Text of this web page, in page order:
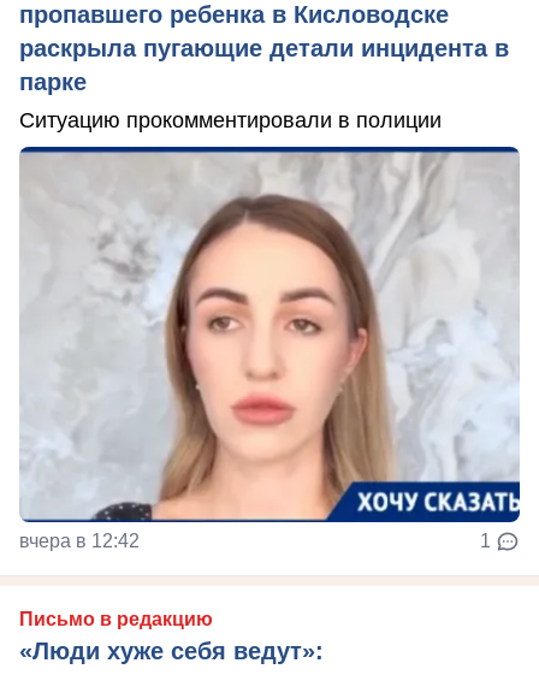
пропавшего ребенка в Кисловодске
раскрыла пугающие детали инцидента в
парке
Ситуацию прокомментировали в полиции
вчера в 12:42 1
Письмо в редакцию
«Люди хуже себя ведут»: